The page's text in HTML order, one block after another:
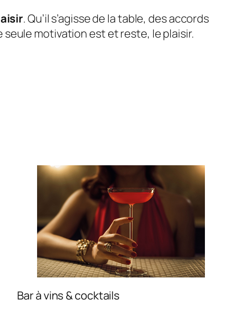
. Qu’il s’agisse de la table, des accords
motivation est et reste, le plaisir.
Bar à vins & cocktails